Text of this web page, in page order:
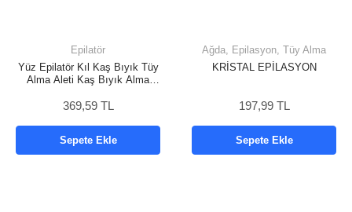
Epilatör
Yüz Epilatör Kıl Kaş Bıyık Tüy
Alma Aleti Kaş Bıyık Alma
369,59 TL
Sepete Ekle
Ağda, Epilasyon, Tüy Alma
KRİSTAL EPİLASYON
197,99 TL
Sepete Ekle